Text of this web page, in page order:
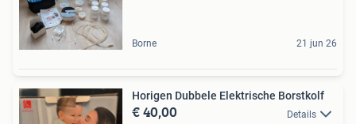
Borne 21 jun 26
Horigen Dubbele Elektrische Borstkolf
€ 40,00 Details